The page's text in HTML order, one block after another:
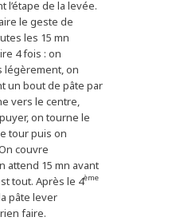
l’étape de la levée.
le geste de
les 15 mn
4 fois : on
légèrement, on
un bout de pâte par
vers le centre,
on tourne le
tour puis on
couvre
attend 15 mn avant
tout. Après le 4ème
pâte lever
faire.